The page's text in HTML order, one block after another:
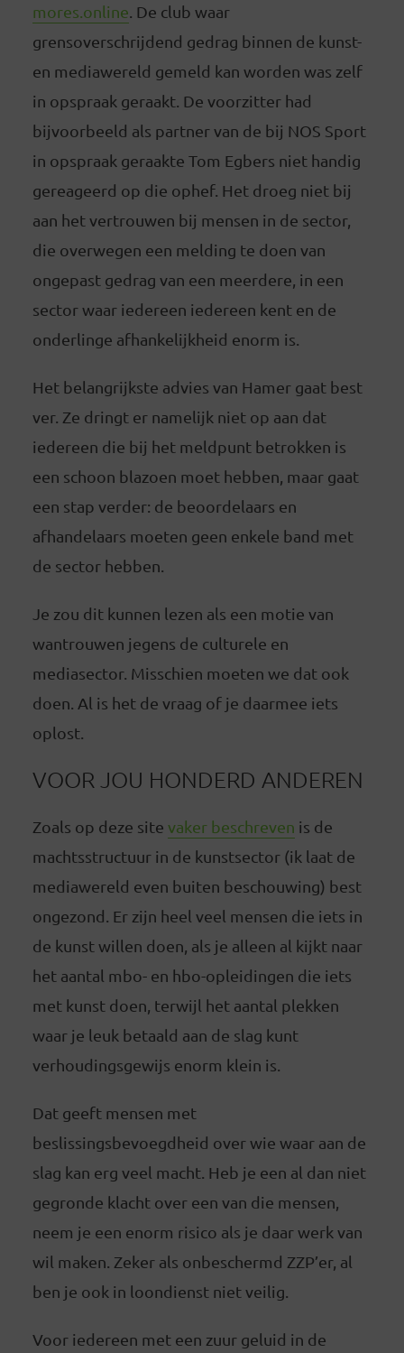
mores.online . De club waar
grensoverschrijdend gedrag binnen de kunst-
en mediawereld gemeld kan worden was zelf
in opspraak geraakt. De voorzitter had
bijvoorbeeld als partner van de bij NOS Sport
in opspraak geraakte Tom Egbers niet handig
gereageerd op die ophef. Het droeg niet bij
aan het vertrouwen bij mensen in de sector,
die overwegen een melding te doen van
ongepast gedrag van een meerdere, in een
sector waar iedereen iedereen kent en de
onderlinge afhankelijkheid enorm is.
Het belangrijkste advies van Hamer gaat best
ver. Ze dringt er namelijk niet op aan dat
iedereen die bij het meldpunt betrokken is
een schoon blazoen moet hebben, maar gaat
een stap verder: de beoordelaars en
afhandelaars moeten geen enkele band met
de sector hebben.
Je zou dit kunnen lezen als een motie van
wantrouwen jegens de culturele en
mediasector. Misschien moeten we dat ook
doen. Al is het de vraag of je daarmee iets
oplost.
VOOR JOU HONDERD ANDEREN
Zoals op deze site vaker beschreven is de
machtsstructuur in de kunstsector (ik laat de
mediawereld even buiten beschouwing) best
ongezond. Er zijn heel veel mensen die iets in
de kunst willen doen, als je alleen al kijkt naar
het aantal mbo- en hbo-opleidingen die iets
met kunst doen, terwijl het aantal plekken
waar je leuk betaald aan de slag kunt
verhoudingsgewijs enorm klein is.
Dat geeft mensen met
beslissingsbevoegdheid over wie waar aan de
slag kan erg veel macht. Heb je een al dan niet
gegronde klacht over een van die mensen,
neem je een enorm risico als je daar werk van
wil maken. Zeker als onbeschermd ZZP’er, al
ben je ook in loondienst niet veilig.
Voor iedereen met een zuur geluid in de